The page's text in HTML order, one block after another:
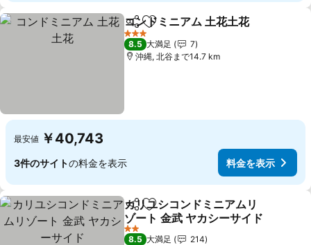
シェアお気に入りに追加
コンドミニアム 土花土花
3 ホテルのランク
8.5 大満足
7
沖縄, 北谷まで14.7 km
最安値 ￥40,743
3件のサイトの料金を表示 料金を表示
シェアお気に入りに追加
カリユシコンドミニアムリ
ゾート 金武 ヤカシーサイド
料金を表示
2 ホテルのランク
8.5 大満足
214